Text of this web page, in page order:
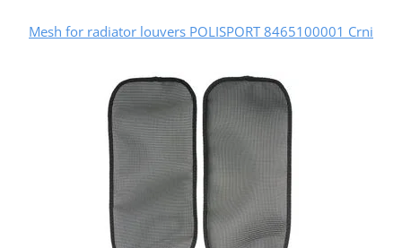
Mesh for radiator louvers POLISPORT 8465100001 Crni